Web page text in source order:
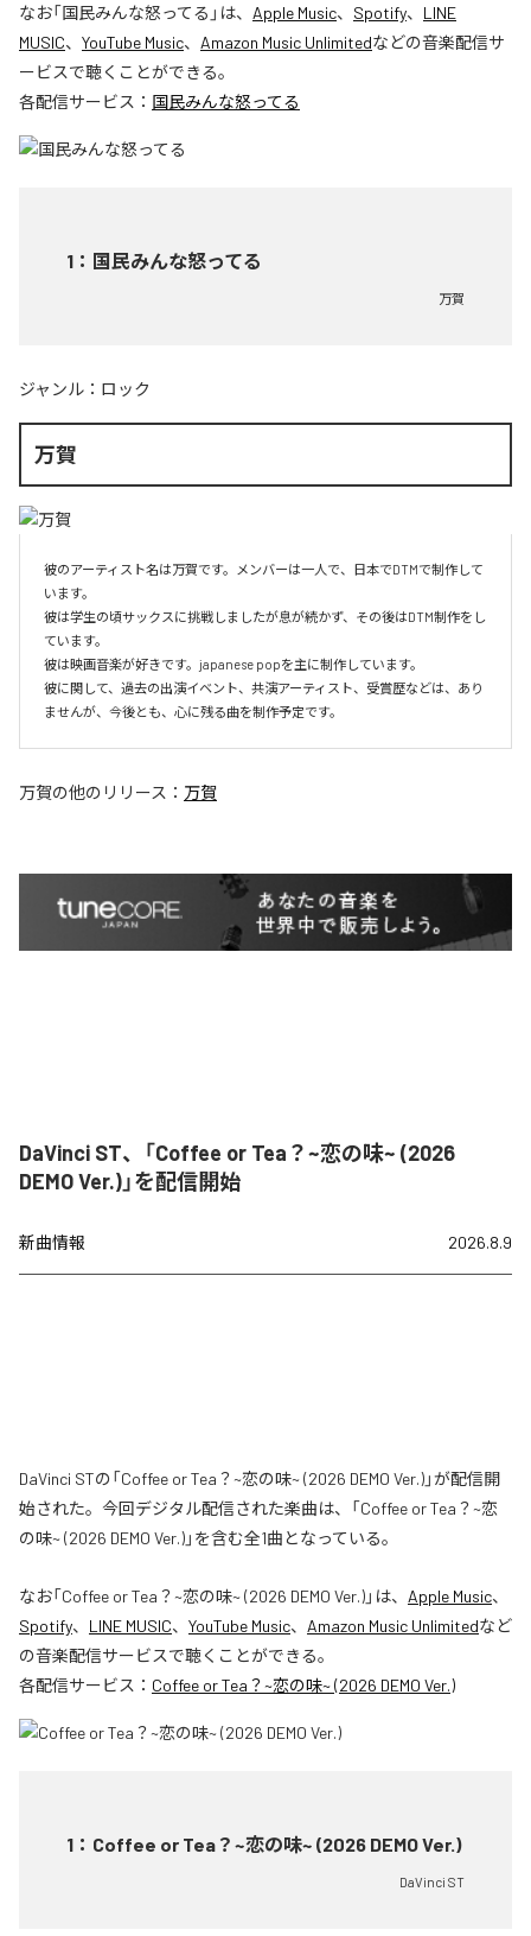
なお「国民みんな怒ってる 」は、 Apple Music、 Spotify、 LINE
MUSIC、 YouTube Music、 Amazon Music Unlimitedなどの音楽配信サ
ービスで聴くことができる。
各配信サービス： 国民みんな怒ってる
1 ： 国民みんな怒ってる
万賀
ジャンル： ロック
万賀
彼のアーティスト名は万賀です。メンバーは一人で、日本でDTMで制作して
います。
彼は学生の頃サックスに挑戦しましたが息が続かず、その後はDTM制作をし
ています。
彼は映画音楽が好きです。japanese popを主に制作しています。
彼に関して、過去の出演イベント、共演アーティスト、受賞歴などは、あり
ませんが、今後とも、心に残る曲を制作予定です。
万賀の他のリリース： 万賀
DaVinci ST、「Coffee or Tea？~恋の味~ (2026
DEMO Ver.)」を配信開始
新曲情報 2026.8.9
DaVinci STの「Coffee or Tea？~恋の味~ (2026 DEMO Ver.)」が配信開
始された。今回デジタル配信された楽曲は、「Coffee or Tea？~恋
の味~ (2026 DEMO Ver.)」を含む全1曲となっている。
なお「Coffee or Tea？~恋の味~ (2026 DEMO Ver.)」は、 Apple Music、
Spotify、 LINE MUSIC、 YouTube Music、 Amazon Music Unlimitedなど
の音楽配信サービスで聴くことができる。
各配信サービス： Coffee or Tea？~恋の味~ (2026 DEMO Ver.)
1 ： Coffee or Tea？~恋の味~ (2026 DEMO Ver.)
DaVinci ST